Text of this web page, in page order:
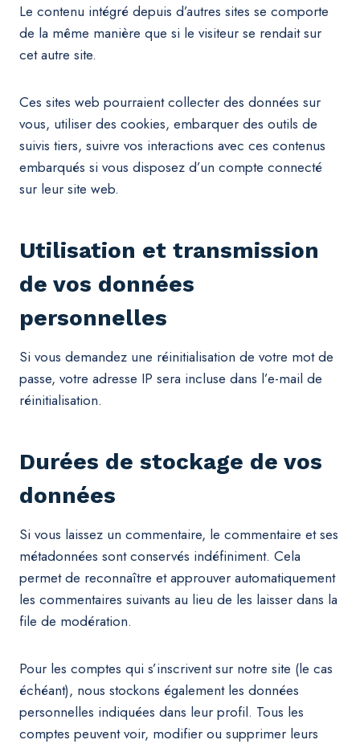
Le contenu intégré depuis d’autres sites se comporte
de la même manière que si le visiteur se rendait sur
cet autre site.
Ces sites web pourraient collecter des données sur
vous, utiliser des cookies, embarquer des outils de
suivis tiers, suivre vos interactions avec ces contenus
embarqués si vous disposez d’un compte connecté
sur leur site web.
Utilisation et transmission
de vos données
personnelles
Si vous demandez une réinitialisation de votre mot de
passe, votre adresse IP sera incluse dans l’e-mail de
réinitialisation.
Durées de stockage de vos
données
Si vous laissez un commentaire, le commentaire et ses
métadonnées sont conservés indéfiniment. Cela
permet de reconnaître et approuver automatiquement
les commentaires suivants au lieu de les laisser dans la
file de modération.
Pour les comptes qui s’inscrivent sur notre site (le cas
échéant), nous stockons également les données
personnelles indiquées dans leur profil. Tous les
comptes peuvent voir, modifier ou supprimer leurs